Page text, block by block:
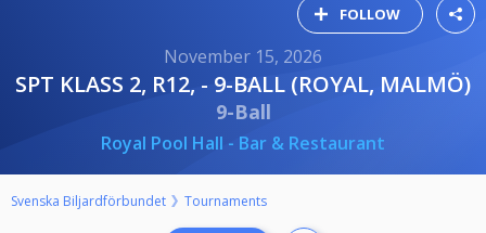
FOLLOW
November 15, 2026
SPT KLASS 2, R12, - 9-BALL (ROYAL, MALMÖ)
9-Ball
Royal Pool Hall - Bar & Restaurant
Svenska Biljardförbundet Tournaments